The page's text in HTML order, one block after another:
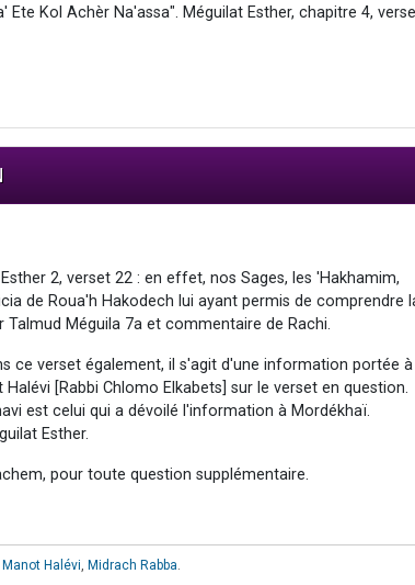
Kol Achèr Na'assa". Méguilat Esther, chapitre 4,
2, verset 22 : en effet, nos Sages, les 'Hakhamim,
de Roua'h Hakodech lui ayant permis de comprendre
Talmud Méguila 7a et commentaire de Rachi.
ce verset également, il s'agit d'une information portée à
[Rabbi Chlomo Elkabets] sur le verset en question.
est celui qui a dévoilé l'information à Mordékhaï.
Esther.
pour toute question supplémentaire.
Manot Halévi Midrach Rabba